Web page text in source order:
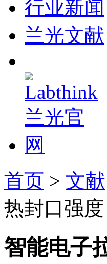
行业新闻
兰光文献
首页 > 文献
热封口强度
智能电子